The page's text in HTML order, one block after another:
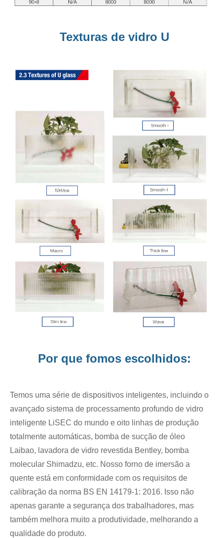
Texturas de vidro U
Por que fomos escolhidos:
Temos uma série de dispositivos inteligentes, incluindo o
avançado sistema de processamento profundo de vidro
inteligente LiSEC do mundo e oito linhas de produção
totalmente automáticas, bomba de sucção de óleo
Laibao, lavadora de vidro revestida Bentley, bomba
molecular Shimadzu, etc. Nosso forno de imersão a
quente está em conformidade com os requisitos de
calibração da norma BS EN 14179-1: 2016. Isso não
apenas garante a segurança dos trabalhadores, mas
também melhora muito a produtividade, melhorando a
qualidade do produto.